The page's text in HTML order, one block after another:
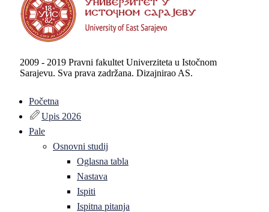
2009 - 2019 Pravni fakultet Univerziteta u Istočnom
Sarajevu. Sva prava zadržana. Dizajnirao AS.
Početna
Upis 2026
Pale
Osnovni studij
Oglasna tabla
Nastava
Ispiti
Ispitna pitanja